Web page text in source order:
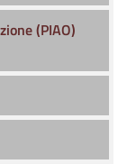
(PIAO)